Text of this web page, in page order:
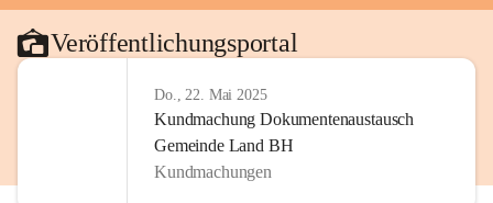
Veröffentlichungsportal
Do., 22. Mai 2025
Kundmachung Dokumentenaustausch
Gemeinde Land BH
Kundmachungen